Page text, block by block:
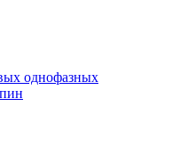
однофазных